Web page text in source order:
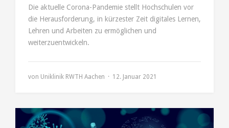
Die aktuelle Corona-Pandemie stellt Hochschulen vor
die Herausforderung, in kürzester Zeit digitales Lernen,
Lehren und Arbeiten zu ermöglichen und
weiterzuentwickeln.
von Uniklinik RWTH Aachen 12. Januar 2021